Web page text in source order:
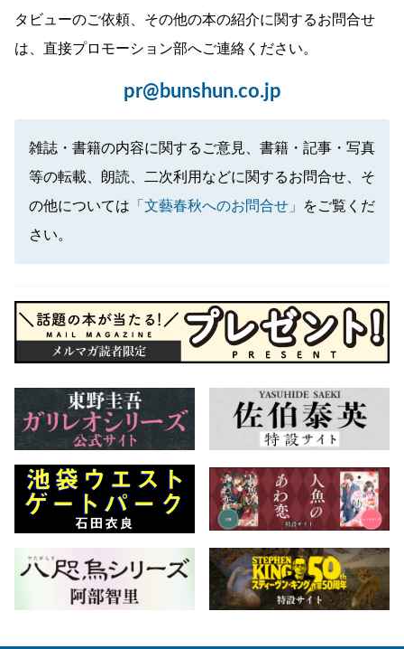
タビューのご依頼、その他の本の紹介に関するお問合せ
は、直接プロモーション部へご連絡ください。
pr@bunshun.co.jp
雑誌・書籍の内容に関するご意見、書籍・記事・写真
等の転載、朗読、二次利用などに関するお問合せ、そ
の他については 「文藝春秋へのお問合せ」
をご覧くだ
さい。